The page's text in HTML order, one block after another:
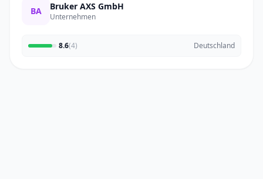
BA Bruker AXS GmbH
Unternehmen
8.6(4) Deutschland